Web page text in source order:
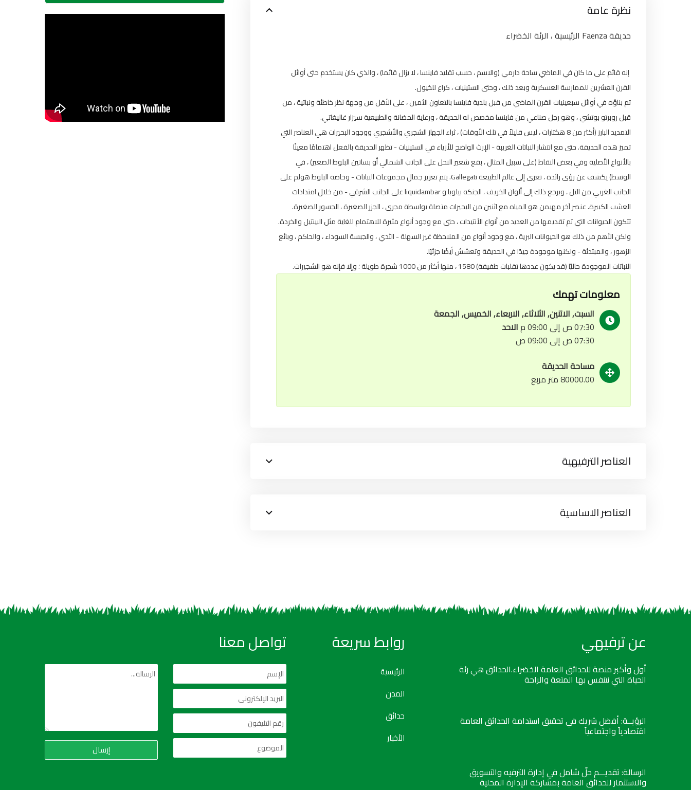
نظرة عامة
حديقة Faenza الرئيسية ، الرئة الخضراء
إنه قائم على ما كان في الماضي ساحة دارمي (والاسم ، حسب تقليد فاينسا ، لا يزال قائما) ، والذي كان يستخدم حتى أوائل
القرن العشرين للممارسة العسكرية وبعد ذلك ، وحتى الستينيات ، كراع للخيول.
تم بناؤه في أوائل سبعينيات القرن الماضي من قبل بلدية فاينسا بالتعاون الثمين ، على الأقل من وجهة نظر خاطئة ونباتية ، من
قبل روبرتو بوتشي ، وهو رجل صناعي من فاينسا مخصص له الحديقة ، ورعاية الحضانة والطبيعية سيزار غاليغاتي.
التمديد البارز (أكثر من 8 هكتارات ، ليس قليلاً في تلك الأوقات) ، ثراء الجهاز الشجري والأشجري ووجود البحيرات هي العناصر التي
تميز هذه الحديقة. حتى مع انتشار النباتات الغريبة - الإرث الواضح للأزياء في الستينيات - تظهر الحديقة بالفعل اهتمامًا معينًا
بالأنواع الأصلية وفي بعض النقاط (على سبيل المثال ، بقع شعير النحل على الجانب الشمالي أو بساتين البلوط الصغير) ، في
الوسط) يكشف عن رؤى رائدة ، تعزى إلى عالم الطبيعة Gallegati. يتم تعزيز جمال مجموعات النباتات - وخاصة البلوط هولم على
الجانب الغربي من التل ، ويرجع ذلك إلى ألوان الخريف ، الجنكه بيلوبا و liquidambar على الجانب الشرقي - من خلال امتدادات
العشب الكبيرة. عنصر آخر مهيمن هو المياه مع اثنين من البحيرات متصلة بواسطة مجرى ، الجزر الصغيرة ، الجسور الصغيرة.
تتكون الحيوانات التي تم تقديمها من العديد من أنواع الأنتيدات ، حتى مع وجود أنواع مثيرة للاهتمام للغاية مثل البينتيل والخردة.
ولكن الأهم من ذلك هو الحيوانات البرية ، مع وجود أنواع من الملاحظة غير السهلة - الثدي ، والجبسة السوداء ، والحاكم ، وبائع
الزهور ، والمبتدئة - ولكنها موجودة جيدًا في الحديقة وتعشش أيضًا جزئيًا.
النباتات الموجودة حاليًا (قد يكون عددها تقلبات طفيفة) 1580 ، منها أكثر من 1000 شجرة طويلة ؛ وإلا فإنه هو الشجيرات.
معلومات تهمك
السبت, الاتنين, الثلاثاء, الاربعاء, الخميس, الجمعة
07:30 ص إلى 09:00 م
الاحد
07:30 ص إلى 09:00 ص
مساحة الحديقة
80000.00 متر مربع
العناصر الترفيهية
العناصر الاساسية
عن ترفيهي
أول وأكبر منصة للحدائق العامة الخضراء.الحدائق هي رئة
الحياة التي نتنفس بها المتعة والراحة
الرؤيــة: أفضل شريك في تحقيق استدامة الحدائق العامة
اقتصادياً واجتماعياً
الرسالة: تقديـــم حلّ شامل في إدارة الترفيه والتسويق
والاستثمار للحدائق العامة بمشاركة الإدارة المحلية
روابط سريعة
الرئيسية
المدن
حدائق
الأخبار
تواصل معنا
إرسال